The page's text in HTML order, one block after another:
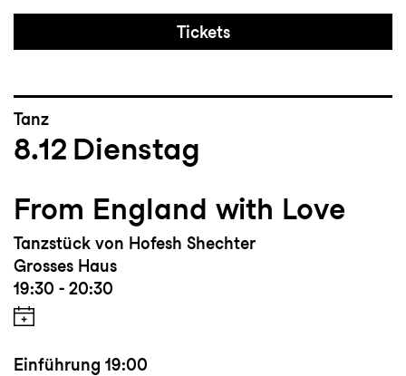
Tickets
Tanz
8.12 Dienstag
From England with Love
Tanzstück von Hofesh Shechter
Grosses Haus
19:30 - 20:30
Einführung 19:00